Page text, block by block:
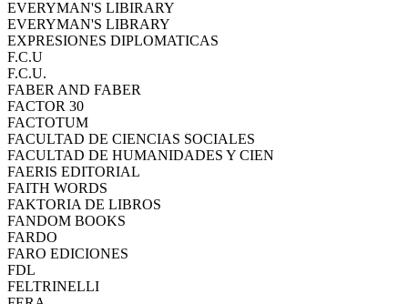
EVERYMAN'S LIBIRARY
EVERYMAN'S LIBRARY
EXPRESIONES DIPLOMATICAS
F.C.U
F.C.U.
FABER AND FABER
FACTOR 30
FACTOTUM
FACULTAD DE CIENCIAS SOCIALES
FACULTAD DE HUMANIDADES Y CIEN
FAERIS EDITORIAL
FAITH WORDS
FAKTORIA DE LIBROS
FANDOM BOOKS
FARDO
FARO EDICIONES
FDL
FELTRINELLI